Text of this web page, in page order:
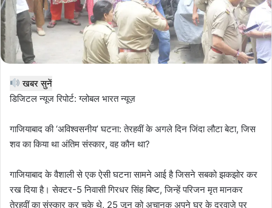
खबर सुनें
डिजिटल न्यूज रिपोर्ट: ग्लोबल भारत न्यूज़
गाजियाबाद की ‘अविश्वसनीय’ घटना: तेरहवीं के अगले दिन जिंदा लौटा बेटा, जिस
शव का किया था अंतिम संस्कार, वह कौन था?
गाजियाबाद के वैशाली से एक ऐसी घटना सामने आई है जिसने सबको झकझोर कर
रख दिया है। सेक्टर-5 निवासी गिरधर सिंह बिष्ट, जिन्हें परिजन मृत मानकर
तेरहवीं का संस्कार कर चुके थे, 25 जून को अचानक अपने घर के दरवाजे पर